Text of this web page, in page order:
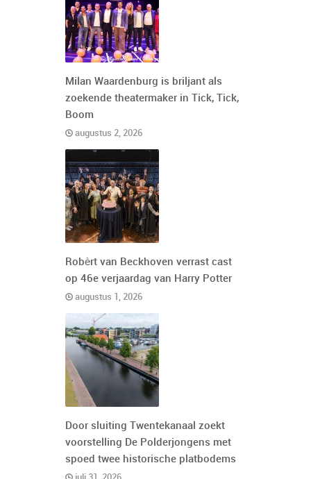
Milan Waardenburg is briljant als
zoekende theatermaker in Tick, Tick,
Boom
augustus 2, 2026
Robèrt van Beckhoven verrast cast
op 46e verjaardag van Harry Potter
augustus 1, 2026
Door sluiting Twentekanaal zoekt
voorstelling De Polderjongens met
spoed twee historische platbodems